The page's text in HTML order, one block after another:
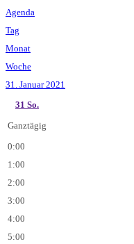
Agenda
Tag
Monat
Woche
31. Januar 2021
31 So.
Ganztägig
0:00
1:00
2:00
3:00
4:00
5:00